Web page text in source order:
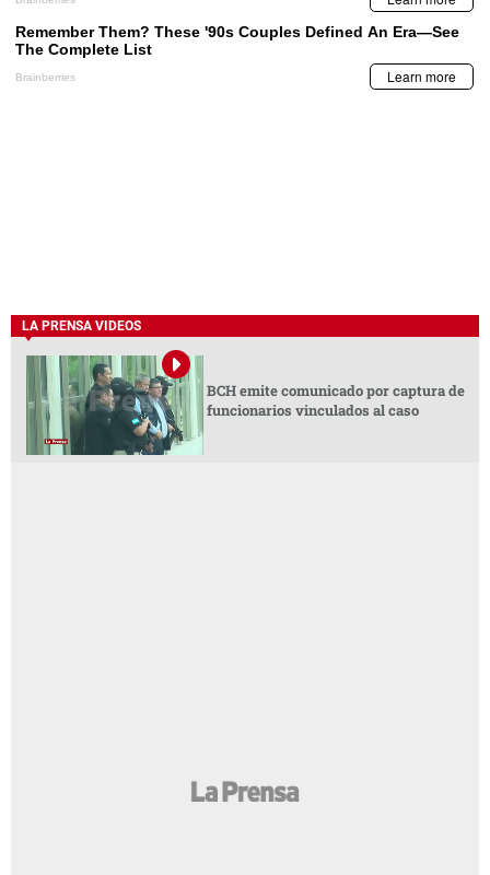
LA PRENSA VIDEOS
BCH emite comunicado por captura de
funcionarios vinculados al caso